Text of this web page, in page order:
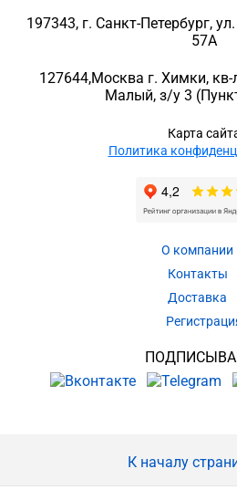
197343, г. Санкт-Петербург, ул.
57A
127644,Москва г. Химки, кв-
Малый, з/у 3
Карта
Политика
О компании
Контакты
Доставка
К началу